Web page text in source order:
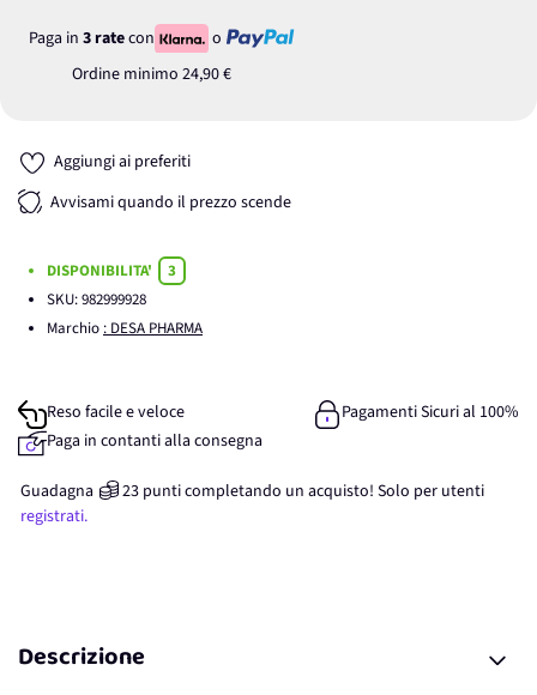
Paga in 3 ratecon
o
Ordine minimo 24,90 €
Aggiungi ai preferiti
Avvisami quando il prezzo scende
DISPONIBILITA'
3
SKU:982999928
Marchio : DESA PHARMA
Reso facile e veloce
Pagamenti Sicuri al 100%
Paga in contanti alla consegna
Guadagna 23 punticompletando un acquisto! Solo per utenti
registrati.
Descrizione